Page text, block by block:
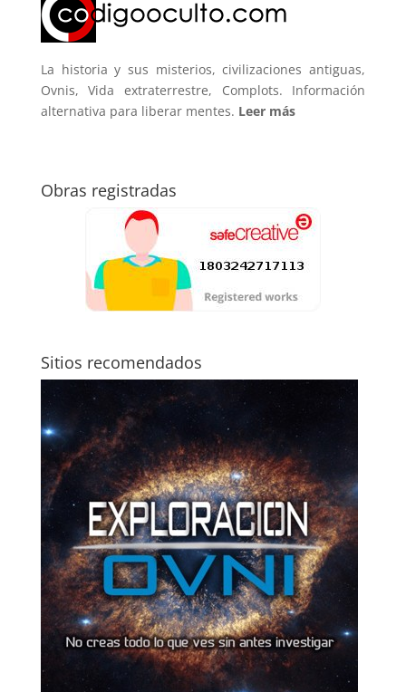
La historia y sus misterios, civilizaciones antiguas,
Ovnis, Vida extraterrestre, Complots. Información
alternativa para liberar mentes. Leer más
Obras registradas
Sitios recomendados